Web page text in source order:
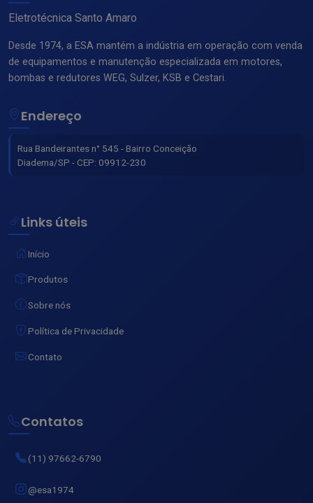
Eletrotécnica Santo Amaro
Desde 1974, a ESA mantém a indústria em operação com venda
de equipamentos e manutenção especializada em motores,
bombas e redutores WEG, Sulzer, KSB e Cestari.
Endereço
Rua Bandeirantes n° 545 - Bairro Conceição
Diadema/SP - CEP: 09912-230
Links úteis
Início
Produtos
Sobre nós
Política de Privacidade
Contato
Contatos
(11) 97662-6790
@esa1974